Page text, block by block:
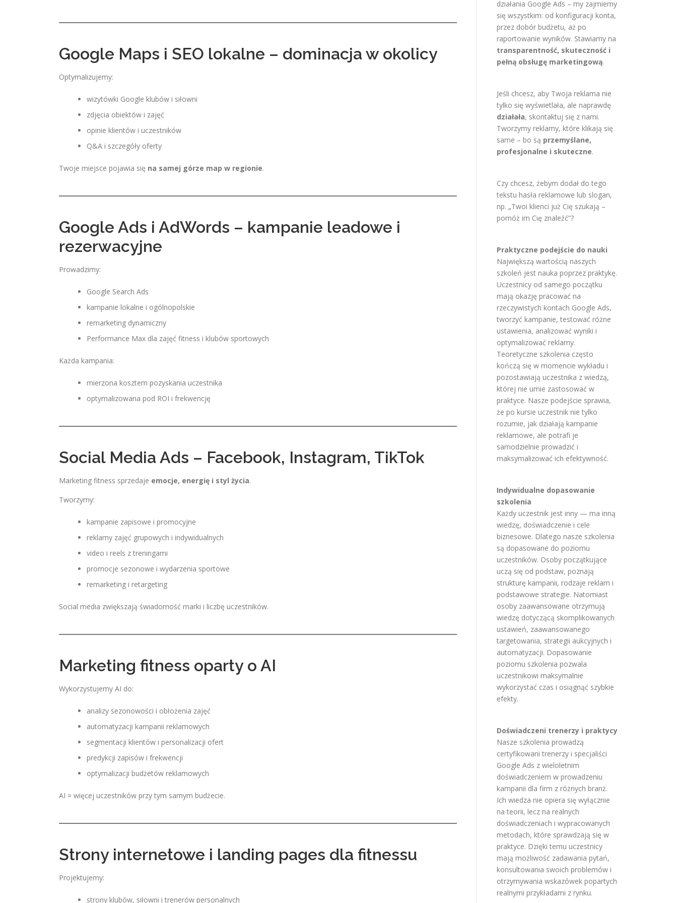
Google Maps i SEO lokalne – dominacja w okolicy
Optymalizujemy:
wizytówki Google klubów i siłowni
zdjęcia obiektów i zajęć
opinie klientów i uczestników
Q&A i szczegóły oferty
Twoje miejsce pojawia się na samej górze map w regionie.
Google Ads i AdWords – kampanie leadowe i
rezerwacyjne
Prowadzimy:
Google Search Ads
kampanie lokalne i ogólnopolskie
remarketing dynamiczny
Performance Max dla zajęć fitness i klubów sportowych
Każda kampania:
mierzona kosztem pozyskania uczestnika
optymalizowana pod ROI i frekwencję
Social Media Ads – Facebook, Instagram, TikTok
Marketing fitness sprzedaje emocje, energię i styl życia.
Tworzymy:
kampanie zapisowe i promocyjne
reklamy zajęć grupowych i indywidualnych
video i reels z treningami
promocje sezonowe i wydarzenia sportowe
remarketing i retargeting
Social media zwiększają świadomość marki i liczbę uczestników.
Marketing fitness oparty o AI
Wykorzystujemy AI do:
analizy sezonowości i obłożenia zajęć
automatyzacji kampanii reklamowych
segmentacji klientów i personalizacji ofert
predykcji zapisów i frekwencji
optymalizacji budżetów reklamowych
AI = więcej uczestników przy tym samym budżecie.
Strony internetowe i landing pages dla fitnessu
Projektujemy:
strony klubów, siłowni i trenerów personalnych
działania Google Ads – my zajmiemy
się wszystkim: od konfiguracji konta,
przez dobór budżetu, aż po
raportowanie wyników. Stawiamy na
transparentność, skuteczność i
pełną obsługę marketingową.
Jeśli chcesz, aby Twoja reklama nie
tylko się wyświetlała, ale naprawdę
działała, skontaktuj się z nami.
Tworzymy reklamy, które klikają się
same – bo są przemyślane,
profesjonalne i skuteczne.
Czy chcesz, żebym dodał do tego
tekstu hasła reklamowe lub slogan,
np. „Twoi klienci już Cię szukają –
pomóż im Cię znaleźć”?
Praktyczne podejście do nauki
Największą wartością naszych
szkoleń jest nauka poprzez praktykę.
Uczestnicy od samego początku
mają okazję pracować na
rzeczywistych kontach Google Ads,
tworzyć kampanie, testować różne
ustawienia, analizować wyniki i
optymalizować reklamy.
Teoretyczne szkolenia często
kończą się w momencie wykładu i
pozostawiają uczestnika z wiedzą,
której nie umie zastosować w
praktyce. Nasze podejście sprawia,
że po kursie uczestnik nie tylko
rozumie, jak działają kampanie
reklamowe, ale potrafi je
samodzielnie prowadzić i
maksymalizować ich efektywność.
Indywidualne dopasowanie
szkolenia
Każdy uczestnik jest inny — ma inną
wiedzę, doświadczenie i cele
biznesowe. Dlatego nasze szkolenia
są dopasowane do poziomu
uczestników. Osoby początkujące
uczą się od podstaw, poznają
strukturę kampanii, rodzaje reklam i
podstawowe strategie. Natomiast
osoby zaawansowane otrzymują
wiedzę dotyczącą skomplikowanych
ustawień, zaawansowanego
targetowania, strategii aukcyjnych i
automatyzacji. Dopasowanie
poziomu szkolenia pozwala
uczestnikowi maksymalnie
wykorzystać czas i osiągnąć szybkie
efekty.
Doświadczeni trenerzy i praktycy
Nasze szkolenia prowadzą
certyfikowani trenerzy i specjaliści
Google Ads z wieloletnim
doświadczeniem w prowadzeniu
kampanii dla firm z różnych branż.
Ich wiedza nie opiera się wyłącznie
na teorii, lecz na realnych
doświadczeniach i wypracowanych
metodach, które sprawdzają się w
praktyce. Dzięki temu uczestnicy
mają możliwość zadawania pytań,
konsultowania swoich problemów i
otrzymywania wskazówek popartych
realnymi przykładami z rynku.